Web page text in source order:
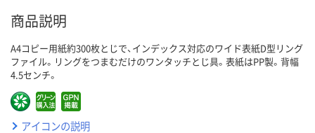
商品説明
A4コピー用紙約300枚とじで、インデックス対応のワイド表紙D型リング
ファイル。リングをつまむだけのワンタッチとじ具。表紙はPP製。背幅
4.5センチ。
アイコンの説明